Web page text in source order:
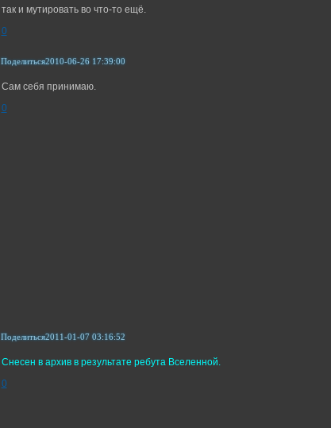
так и мутировать во что-то ещё.
0
Поделиться2010-06-26 17:39:00
Сам себя принимаю.
0
Поделиться2011-01-07 03:16:52
Снесен в архив в результате ребута Вселенной.
0